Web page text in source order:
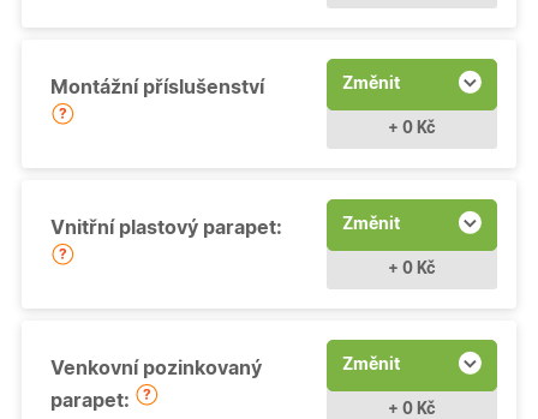
Montážní příslušenství Změnit
+ 0 Kč
Vnitřní plastový parapet: Změnit
+ 0 Kč
Venkovní pozinkovaný
parapet:
Změnit
+ 0 Kč